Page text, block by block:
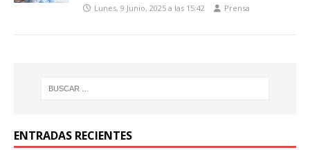
Lunes, 9 Junio, 2025 a las 15:42 Prensa
ENTRADAS RECIENTES